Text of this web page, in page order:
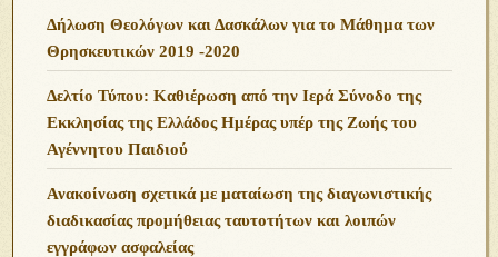
Δήλωση Θεολόγων και Δασκάλων για το Μάθημα των
Θρησκευτικών 2019 -2020
Δελτίο Τύπου: Καθιέρωση από την Ιερά Σύνοδο της
Εκκλησίας της Ελλάδος Ημέρας υπέρ της Ζωής του
Αγέννητου Παιδιού
Ανακοίνωση σχετικά με ματαίωση της διαγωνιστικής
διαδικασίας προμήθειας ταυτοτήτων και λοιπών
εγγράφων ασφαλείας